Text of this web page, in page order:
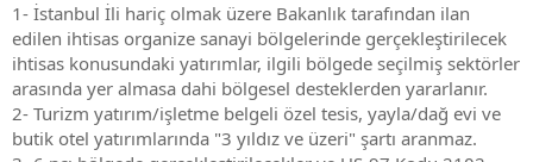
1- İstanbul İli hariç olmak üzere Bakanlık tarafından ilan
edilen ihtisas organize sanayi bölgelerinde gerçekleştirilecek
ihtisas konusundaki yatırımlar, ilgili bölgede seçilmiş sektörler
arasında yer almasa dahi bölgesel desteklerden yararlanır.
2- Turizm yatırım/işletme belgeli özel tesis, yayla/dağ evi ve
butik otel yatırımlarında "3 yıldız ve üzeri" şartı aranmaz.